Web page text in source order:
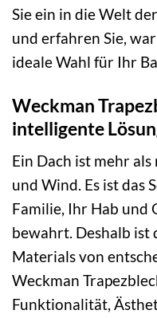
Sie ein in die Welt
und erfahren Sie,
ideale Wahl für Ihr
Weckman
intelligente
Ein Dach ist mehr
und Wind. Es ist das
Familie, Ihr Hab und
bewahrt. Deshalb ist
Materials von
Weckman
Funktionalität,